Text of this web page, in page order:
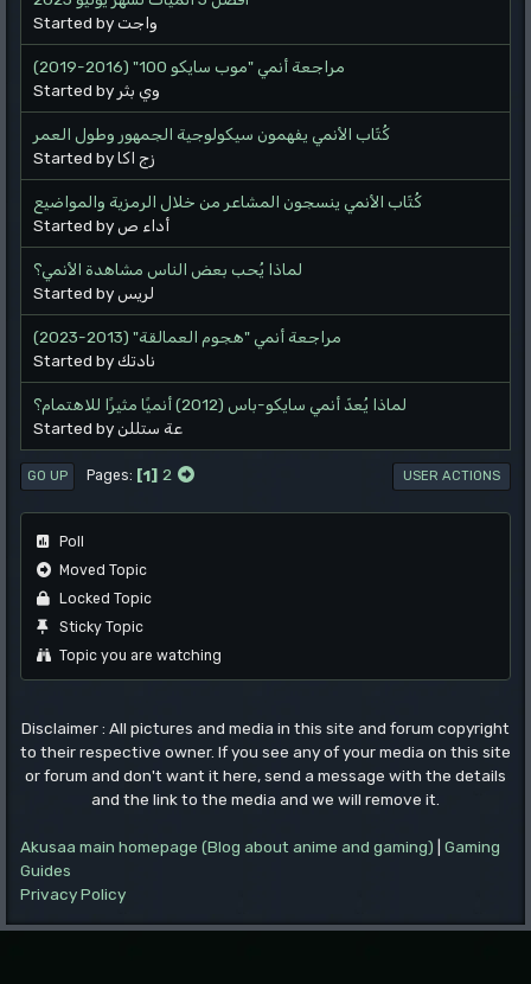
Started by واجت
مراجعة أنمي "موب سايكو 100" (2016-2019)
Started by وي بثر
كُتّاب الأنمي يفهمون سيكولوجية الجمهور وطول العمر
Started by زج اكا
كُتّاب الأنمي ينسجون المشاعر من خلال الرمزية والمواضيع
Started by أداء ص
لماذا يُحب بعض الناس مشاهدة الأنمي؟
Started by لريس
مراجعة أنمي "هجوم العمالقة" (2013-2023)
Started by نادتك
لماذا يُعدّ أنمي سايكو-باس (2012) أنميًا مثيرًا للاهتمام؟
Started by عة ستللن
GO UP Pages 1 2 USER ACTIONS
Poll
Moved Topic
Locked Topic
Sticky Topic
Topic you are watching
Disclaimer : All pictures and media in this site and forum copyright
to their respective owner. If you see any of your media on this site
or forum and don't want it here, send a message with the details
and the link to the media and we will remove it.
Akusaa main homepage (Blog about anime and gaming) | Gaming
Guides
Privacy Policy